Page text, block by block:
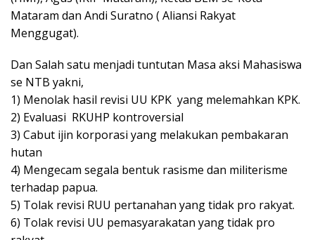
Mataram dan Andi Suratno ( Aliansi Rakyat
Menggugat).
Dan Salah satu menjadi tuntutan Masa aksi Mahasiswa
se NTB yakni,
1) Menolak hasil revisi UU KPK yang melemahkan KPK.
2) Evaluasi RKUHP kontroversial
3) Cabut ijin korporasi yang melakukan pembakaran
hutan
4) Mengecam segala bentuk rasisme dan militerisme
terhadap papua.
5) Tolak revisi RUU pertanahan yang tidak pro rakyat.
6) Tolak revisi UU pemasyarakatan yang tidak pro